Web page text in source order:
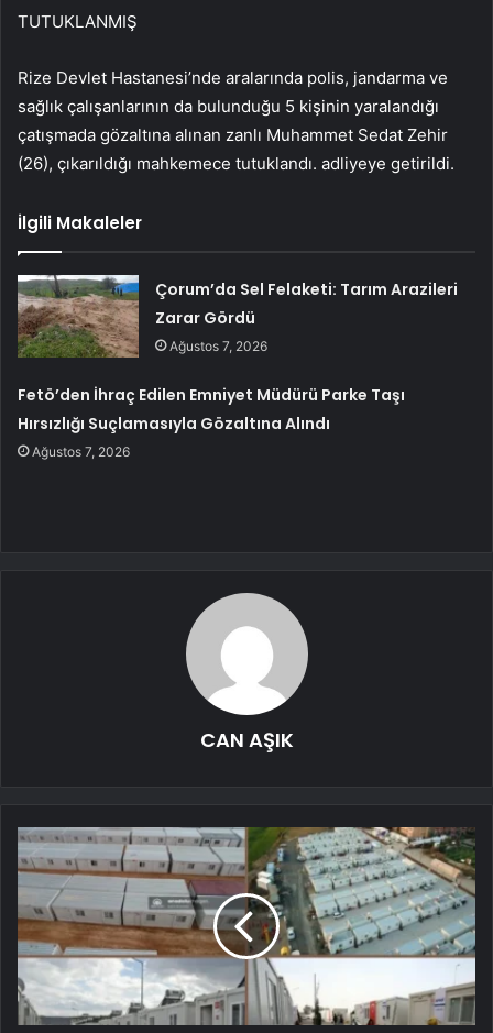
TUTUKLANMIŞ
Rize Devlet Hastanesi’nde aralarında polis, jandarma ve
sağlık çalışanlarının da bulunduğu 5 kişinin yaralandığı
çatışmada gözaltına alınan zanlı Muhammet Sedat Zehir
(26), çıkarıldığı mahkemece tutuklandı. adliyeye getirildi.
İlgili Makaleler
Çorum’da Sel Felaketi: Tarım Arazileri
Zarar Gördü
Ağustos 7, 2026
Fetö’den İhraç Edilen Emniyet Müdürü Parke Taşı
Hırsızlığı Suçlamasıyla Gözaltına Alındı
Ağustos 7, 2026
CAN AŞIK